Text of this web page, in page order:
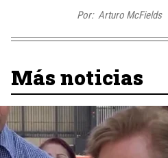
Por: Arturo McFields
Más noticias